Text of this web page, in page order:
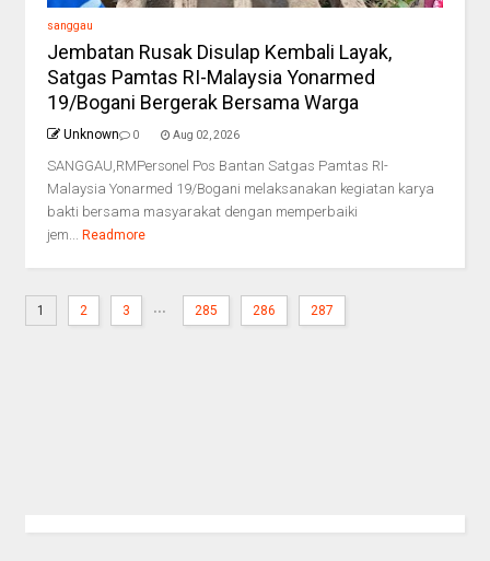
sanggau
Jembatan Rusak Disulap Kembali Layak,
Satgas Pamtas RI-Malaysia Yonarmed
19/Bogani Bergerak Bersama Warga
Unknown 0 Aug 02, 2026
SANGGAU,RMPersonel Pos Bantan Satgas Pamtas RI-
Malaysia Yonarmed 19/Bogani melaksanakan kegiatan karya
bakti bersama masyarakat dengan memperbaiki
jem... Readmore
1 2 3 ... 285 286 287